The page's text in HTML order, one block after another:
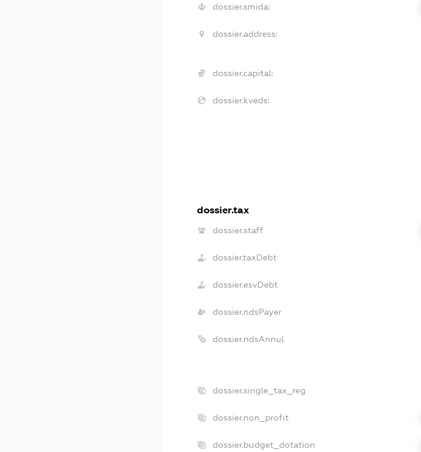
dossier.smida:
dossier.address:
dossier.capital:
dossier.kveds:
dossier.tax
dossier.staff
dossier.taxDebt
dossier.esvDebt
dossier.ndsPayer
dossier.ndsAnnul
dossier.single_tax_reg
dossier.non_profit
dossier.budget_dotation